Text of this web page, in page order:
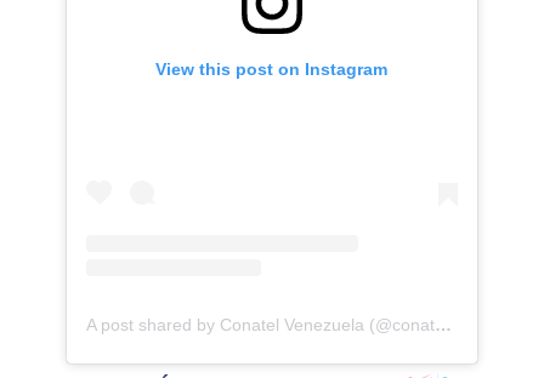
View this post on Instagram
A post shared by Conatel Venezuela (@conatelvzla)